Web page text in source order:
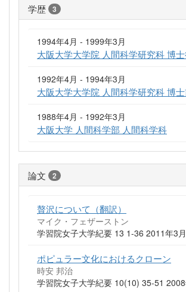
学歴 3
1994年4月 - 1999年3月
大阪大学大学院 人間科学研究科 博
1992年4月 - 1994年3月
大阪大学大学院 人間科学研究科 博
1988年4月 - 1992年3月
大阪大学 人間科学部 人間科学科
論文 2
贅沢について（翻訳）
マイク・フェザーストン
学習院女子大学紀要 13 1-36 2011年3月
ポピュラー文化におけるクローン
時安 邦治
学習院女子大学紀要 10(10) 35-51